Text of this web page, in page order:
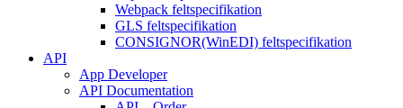
Webpack feltspecifikation
GLS feltspecifikation
CONSIGNOR(WinEDI) feltspecifikation
API
App Developer
API Documentation